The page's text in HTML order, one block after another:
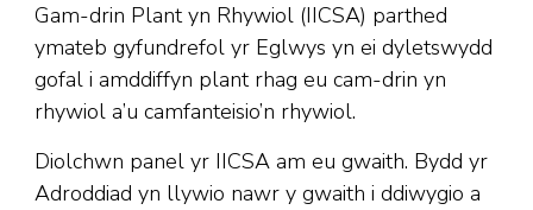
Gam-drin Plant yn Rhywiol (IICSA) parthed
ymateb gyfundrefol yr Eglwys yn ei dyletswydd
gofal i amddiffyn plant rhag eu cam-drin yn
rhywiol a’u camfanteisio’n rhywiol.
Diolchwn panel yr IICSA am eu gwaith. Bydd yr
Adroddiad yn llywio nawr y gwaith i ddiwygio a